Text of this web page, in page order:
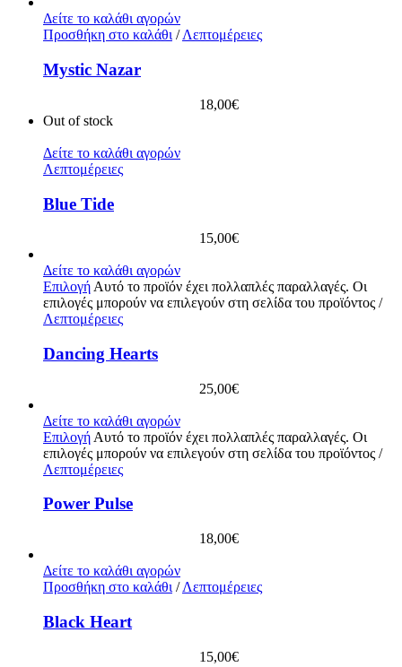
Δείτε το καλάθι αγορών
Προσθήκη στο καλάθι / Λεπτομέρειες
Mystic Nazar
18,00€
Out of stock
Δείτε το καλάθι αγορών
Λεπτομέρειες
Blue Tide
15,00€
Δείτε το καλάθι αγορών
Επιλογή Αυτό το προϊόν έχει πολλαπλές παραλλαγές. Οι
επιλογές μπορούν να επιλεγούν στη σελίδα του προϊόντος /
Λεπτομέρειες
Dancing Hearts
25,00€
Δείτε το καλάθι αγορών
Επιλογή Αυτό το προϊόν έχει πολλαπλές παραλλαγές. Οι
επιλογές μπορούν να επιλεγούν στη σελίδα του προϊόντος /
Λεπτομέρειες
Power Pulse
18,00€
Δείτε το καλάθι αγορών
Προσθήκη στο καλάθι / Λεπτομέρειες
Black Heart
15,00€